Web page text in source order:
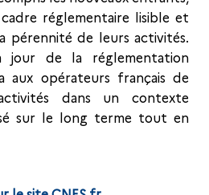
réglementaire lisible et
pérennité de leurs activités.
jour de la réglementation
aux opérateurs français de
dans un contexte
sur le long terme tout en